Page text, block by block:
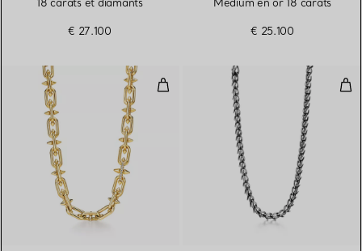
€ 27.100 € 25.100
Collier à fermoir en or jaune 18
2 Couleurs